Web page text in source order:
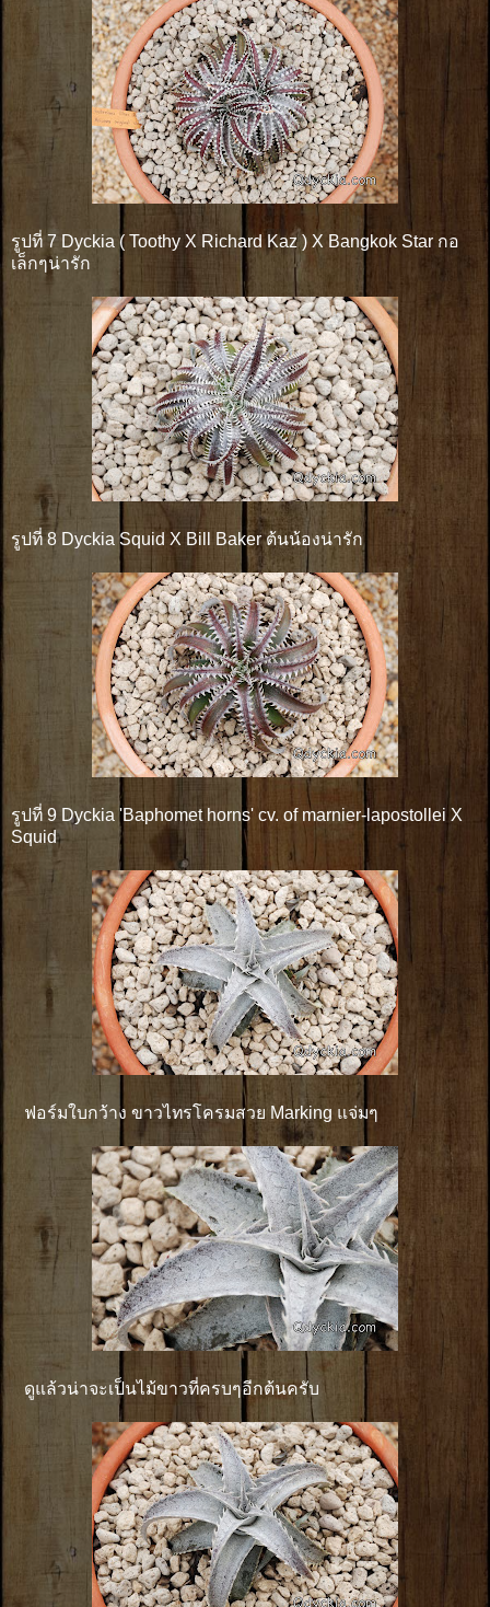
รูปที่ 7 Dyckia ( Toothy X Richard Kaz ) X Bangkok Star กอ
เล็กๆน่ารัก
รูปที่ 8 Dyckia Squid X Bill Baker ต้นน้องน่ารัก
รูปที่ 9 Dyckia 'Baphomet horns' cv. of marnier-lapostollei X
Squid
ฟอร์มใบกว้าง ขาวไทรโครมสวย Marking แจ่มๆ
ดูแล้วน่าจะเป็นไม้ขาวที่ครบๆอีกต้นครับ